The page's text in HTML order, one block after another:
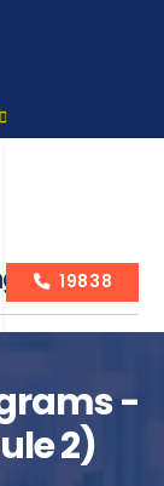
Courses
19838
-
2)